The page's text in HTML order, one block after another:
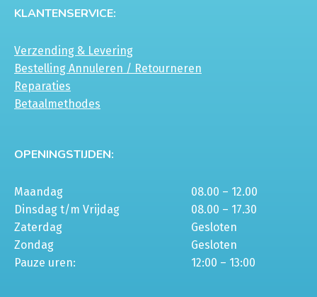
KLANTENSERVICE:
Verzending & Levering
Bestelling Annuleren / Retourneren
Reparaties
Betaalmethodes
OPENINGSTIJDEN:
Maandag
08.00 – 12.00
Dinsdag t/m Vrijdag
08.00 – 17.30
Zaterdag
Gesloten
Zondag
Gesloten
Pauze uren:
12:00 – 13:00